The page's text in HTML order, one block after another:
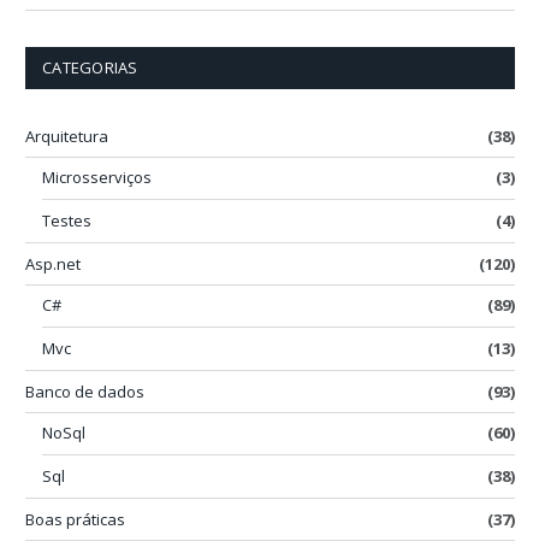
CATEGORIAS
Arquitetura
(38)
Microsserviços
(3)
Testes
(4)
Asp.net
(120)
C#
(89)
Mvc
(13)
Banco de dados
(93)
NoSql
(60)
Sql
(38)
Boas práticas
(37)